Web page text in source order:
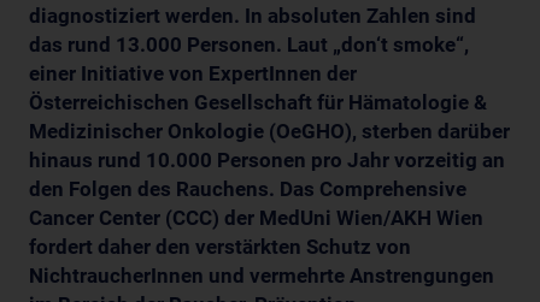
diagnostiziert werden. In absoluten Zahlen sind
das rund 13.000 Personen. Laut „don‘t smoke“,
einer Initiative von ExpertInnen der
Österreichischen Gesellschaft für Hämatologie &
Medizinischer Onkologie (OeGHO), sterben darüber
hinaus rund 10.000 Personen pro Jahr vorzeitig an
den Folgen des Rauchens. Das Comprehensive
Cancer Center (CCC) der MedUni Wien/AKH Wien
fordert daher den verstärkten Schutz von
NichtraucherInnen und vermehrte Anstrengungen